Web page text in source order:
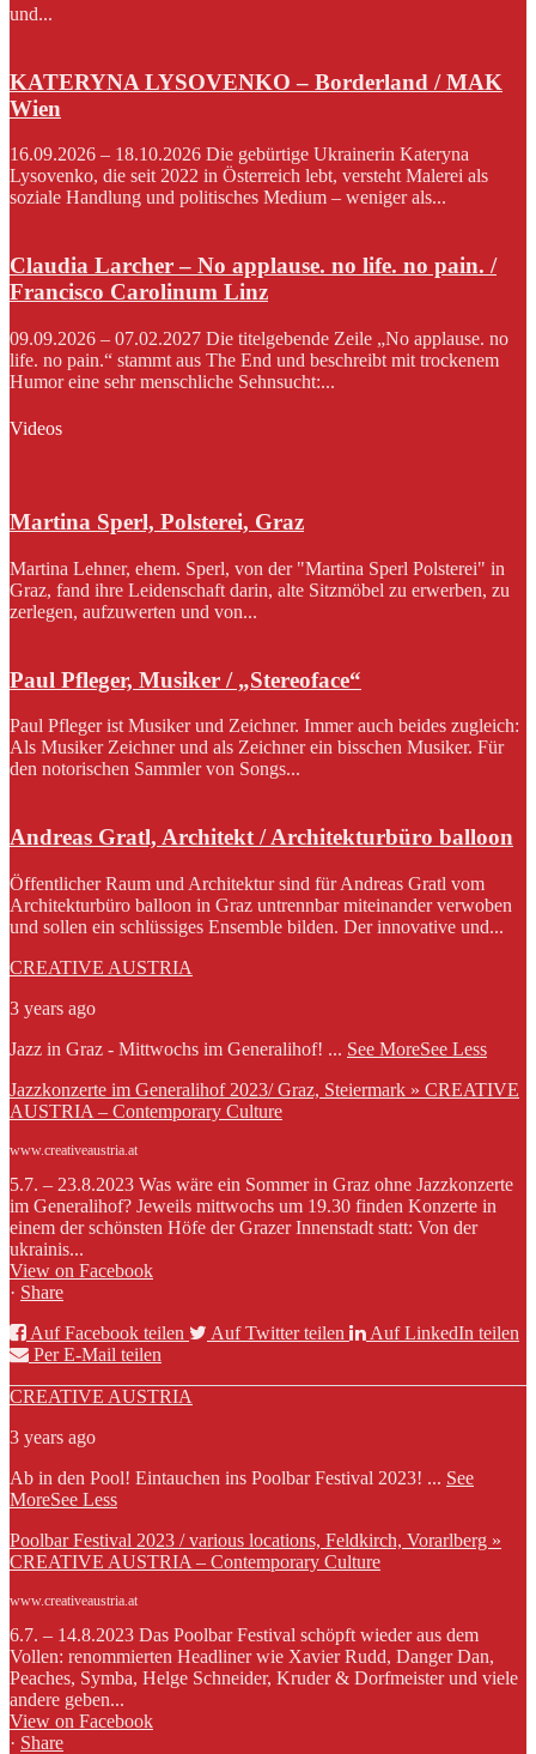
und...
KATERYNA LYSOVENKO – Borderland / MAK
Wien
16.09.2026 – 18.10.2026 Die gebürtige Ukrainerin Kateryna
Lysovenko, die seit 2022 in Österreich lebt, versteht Malerei als
soziale Handlung und politisches Medium – weniger als...
Claudia Larcher – No applause. no life. no pain. /
Francisco Carolinum Linz
09.09.2026 – 07.02.2027 Die titelgebende Zeile „No applause. no
life. no pain.“ stammt aus The End und beschreibt mit trockenem
Humor eine sehr menschliche Sehnsucht:...
Videos
Martina Sperl, Polsterei, Graz
Martina Lehner, ehem. Sperl, von der "Martina Sperl Polsterei" in
Graz, fand ihre Leidenschaft darin, alte Sitzmöbel zu erwerben, zu
zerlegen, aufzuwerten und von...
Paul Pfleger, Musiker / „Stereoface“
Paul Pfleger ist Musiker und Zeichner. Immer auch beides zugleich:
Als Musiker Zeichner und als Zeichner ein bisschen Musiker. Für
den notorischen Sammler von Songs...
Andreas Gratl, Architekt / Architekturbüro balloon
Öffentlicher Raum und Architektur sind für Andreas Gratl vom
Architekturbüro balloon in Graz untrennbar miteinander verwoben
und sollen ein schlüssiges Ensemble bilden. Der innovative und...
CREATIVE AUSTRIA
3 years ago
Jazz in Graz - Mittwochs im Generalihof! ... See MoreSee Less
Jazzkonzerte im Generalihof 2023/ Graz, Steiermark » CREATIVE
AUSTRIA – Contemporary Culture
www.creativeaustria.at
5.7. – 23.8.2023 Was wäre ein Sommer in Graz ohne Jazzkonzerte
im Generalihof? Jeweils mittwochs um 19.30 finden Konzerte in
einem der schönsten Höfe der Grazer Innenstadt statt: Von der
ukrainis...
View on Facebook
· Share
Auf Facebook teilen
Auf Twitter teilen
Auf LinkedIn teilen
Per E-Mail teilen
CREATIVE AUSTRIA
3 years ago
Ab in den Pool! Eintauchen ins Poolbar Festival 2023! ... See
MoreSee Less
Poolbar Festival 2023 / various locations, Feldkirch, Vorarlberg »
CREATIVE AUSTRIA – Contemporary Culture
www.creativeaustria.at
6.7. – 14.8.2023 Das Poolbar Festival schöpft wieder aus dem
Vollen: renommierten Headliner wie Xavier Rudd, Danger Dan,
Peaches, Symba, Helge Schneider, Kruder & Dorfmeister und viele
andere geben...
View on Facebook
· Share